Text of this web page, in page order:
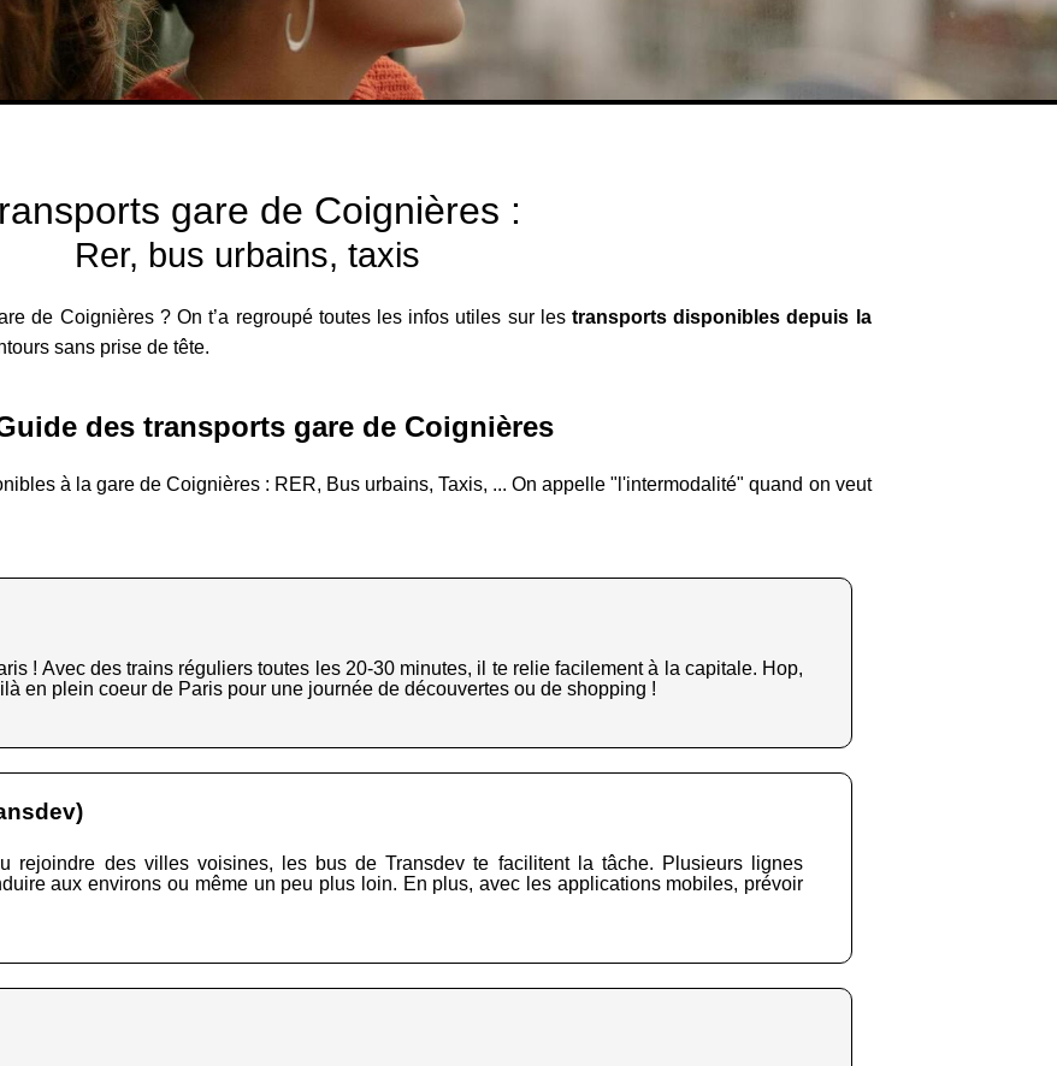
gare de Coignières :
Rer, bus urbains, taxis
de Coignières ? On t’a regroupé toutes les infos utiles sur les transports disponibles depuis la
sans prise de tête.
des transports gare de Coignières
à la gare de Coignières : RER, Bus urbains, Taxis, ... On appelle "l'intermodalité" quand on veut
! Avec des trains réguliers toutes les 20-30 minutes, il te relie facilement à la capitale. Hop,
en plein coeur de Paris pour une journée de découvertes ou de shopping !
rejoindre des villes voisines, les bus de Transdev te facilitent la tâche. Plusieurs lignes
aux environs ou même un peu plus loin. En plus, avec les applications mobiles, prévoir